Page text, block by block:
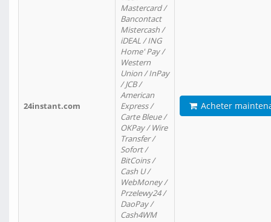
24instant.com
Mastercard /
Bancontact
Mistercash /
iDEAL / ING
Home' Pay /
Western
Union / InPay
/ JCB /
American
Express /
Carte Bleue /
OKPay / Wire
Transfer /
Sofort /
BitCoins /
Cash U /
WebMoney /
Przelewy24 /
DaoPay /
Cash4WM
Acheter